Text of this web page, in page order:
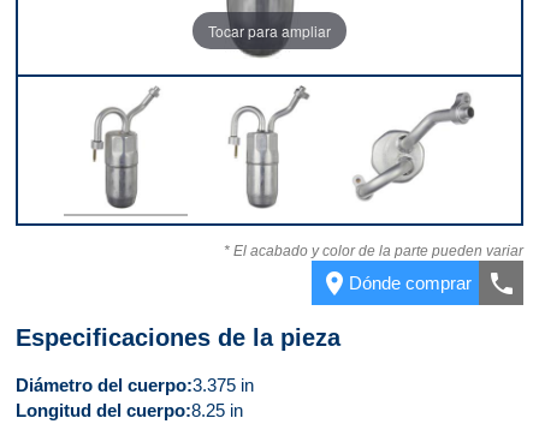
Tocar para ampliar
Parte delantera Parte superior
* El acabado y color de la parte pueden variar
place Dónde comprar call
Especificaciones de la pieza
Diámetro del cuerpo 3.375 in
Longitud del cuerpo 8.25 in